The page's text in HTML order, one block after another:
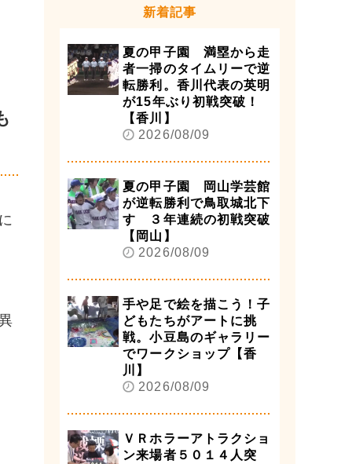
新着記事
夏の甲子園 満塁から走
者一掃のタイムリーで逆
転勝利。香川代表の英明
が15年ぶり初戦突破！
【香川】
2026/08/09
夏の甲子園 岡山学芸館
が逆転勝利で鳥取城北下
す ３年連続の初戦突破
【岡山】
2026/08/09
手や足で絵を描こう！子
どもたちがアートに挑
戦。小豆島のギャラリー
でワークショップ【香
川】
2026/08/09
ＶＲホラーアトラクショ
ン来場者５０１４人突